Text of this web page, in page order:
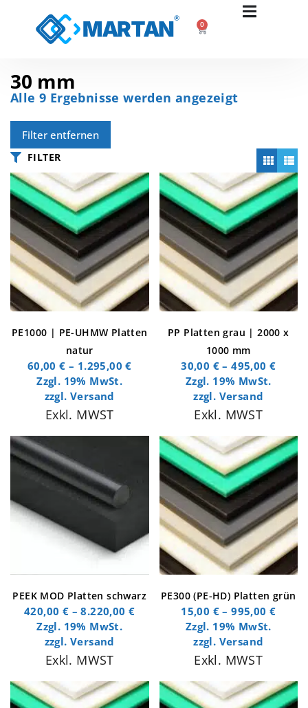
0
30 mm
Alle 9 Ergebnisse werden angezeigt
Filter entfernen
FILTER
PE1000 | PE-UHMW Platten
natur
60,00€ – 1.295,00€
Zzgl. 19% MwSt.
zzgl.Versand
Exkl. MWST
PP Platten grau | 2000 x
1000 mm
30,00 € –495,00 €
Zzgl. 19% MwSt.
zzgl. Versand
Exkl. MWST
PEEK MOD Platten schwarz
420,00 € –8.220,00€
Zzgl. 19% MwSt.
zzgl.Versand
Exkl. MWST
PE300 (PE-HD) Platten grün
15,00 € –995,00 €
Zzgl. 19% MwSt.
zzgl. Versand
Exkl. MWST